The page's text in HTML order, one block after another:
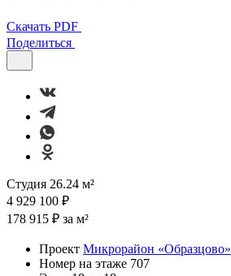
Скачать PDF
Поделиться
Студия 26.24 м²
4 929 100 ₽
178 915 ₽ за м²
Проект Микрорайон «Образцово»
Номер на этаже 707